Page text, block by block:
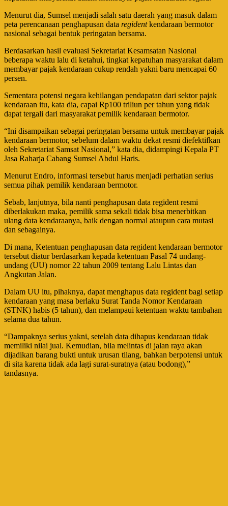
Menurut dia, Sumsel menjadi salah satu daerah yang masuk dalam
peta perencanaan penghapusan data regidentkendaraan bermotor
nasional sebagai bentuk peringatan bersama.
Berdasarkan hasil evaluasi Sekretariat Kesamsatan Nasional
beberapa waktu lalu di ketahui, tingkat kepatuhan masyarakat dalam
membayar pajak kendaraan cukup rendah yakni baru mencapai 60
persen.
Sementara potensi negara kehilangan pendapatan dari sektor pajak
kendaraan itu, kata dia, capai Rp100 triliun per tahun yang tidak
dapat tergali dari masyarakat pemilik kendaraan bermotor.
“Ini disampaikan sebagai peringatan bersama untuk membayar pajak
kendaraan bermotor, sebelum dalam waktu dekat resmi diefektifkan
oleh Sekretariat Samsat Nasional,” kata dia, didampingi Kepala PT
Jasa Raharja Cabang Sumsel Abdul Haris.
Menurut Endro, informasi tersebut harus menjadi perhatian serius
semua pihak pemilik kendaraan bermotor.
Sebab, lanjutnya, bila nanti penghapusan data regident resmi
diberlakukan maka, pemilik sama sekali tidak bisa menerbitkan
ulang data kendaraanya, baik dengan normal ataupun cara mutasi
dan sebagainya.
Di mana, Ketentuan penghapusan data regident kendaraan bermotor
tersebut diatur berdasarkan kepada ketentuan Pasal 74 undang-
undang (UU) nomor 22 tahun 2009 tentang Lalu Lintas dan
Angkutan Jalan.
Dalam UU itu, pihaknya, dapat menghapus data regident bagi setiap
kendaraan yang masa berlaku Surat Tanda Nomor Kendaraan
(STNK) habis (5 tahun), dan melampaui ketentuan waktu tambahan
selama dua tahun.
“Dampaknya serius yakni, setelah data dihapus kendaraan tidak
memiliki nilai jual. Kemudian, bila melintas di jalan raya akan
dijadikan barang bukti untuk urusan tilang, bahkan berpotensi untuk
di sita karena tidak ada lagi surat-suratnya (atau bodong),”
tandasnya.